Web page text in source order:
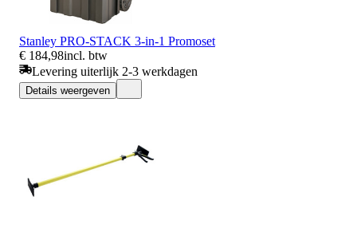
Stanley PRO-STACK 3-in-1 Promoset
€ 184,98incl. btw
Levering uiterlijk 2-3 werkdagen
Details weergeven